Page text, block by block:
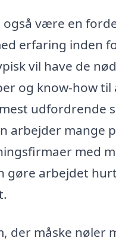
også være en
erfaring inden
vil have de
og know-how
udfordrende
arbejder mange
med
gøre arbejdet
der måske nøler